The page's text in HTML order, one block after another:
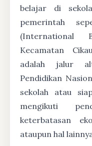
belajar di
pemerintah
(International
Kecamatan
adalah jalur
Pendidikan
sekolah atau
mengikuti
keterbatasan
ataupun hal